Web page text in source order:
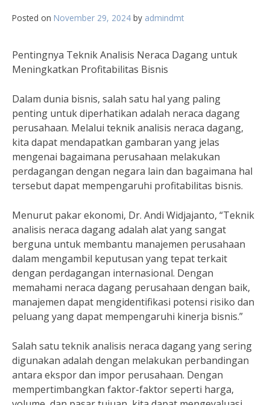
Posted on November 29, 2024 by admindmt
Pentingnya Teknik Analisis Neraca Dagang untuk
Meningkatkan Profitabilitas Bisnis
Dalam dunia bisnis, salah satu hal yang paling
penting untuk diperhatikan adalah neraca dagang
perusahaan. Melalui teknik analisis neraca dagang,
kita dapat mendapatkan gambaran yang jelas
mengenai bagaimana perusahaan melakukan
perdagangan dengan negara lain dan bagaimana hal
tersebut dapat mempengaruhi profitabilitas bisnis.
Menurut pakar ekonomi, Dr. Andi Widjajanto, “Teknik
analisis neraca dagang adalah alat yang sangat
berguna untuk membantu manajemen perusahaan
dalam mengambil keputusan yang tepat terkait
dengan perdagangan internasional. Dengan
memahami neraca dagang perusahaan dengan baik,
manajemen dapat mengidentifikasi potensi risiko dan
peluang yang dapat mempengaruhi kinerja bisnis.”
Salah satu teknik analisis neraca dagang yang sering
digunakan adalah dengan melakukan perbandingan
antara ekspor dan impor perusahaan. Dengan
mempertimbangkan faktor-faktor seperti harga,